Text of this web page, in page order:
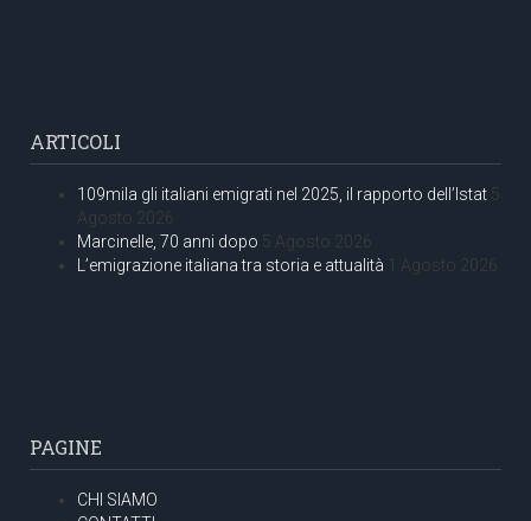
ARTICOLI
109mila gli italiani emigrati nel 2025, il rapporto dell’Istat 5
Agosto 2026
Marcinelle, 70 anni dopo 5 Agosto 2026
L’emigrazione italiana tra storia e attualità 1 Agosto 2026
PAGINE
CHI SIAMO